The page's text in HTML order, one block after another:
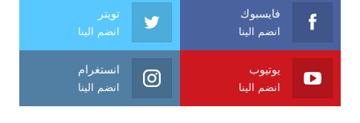
فايسبوك
انضم الينا
تويتر
انضم الينا
يوتيوب
انضم الينا
انستغرام
انضم الينا